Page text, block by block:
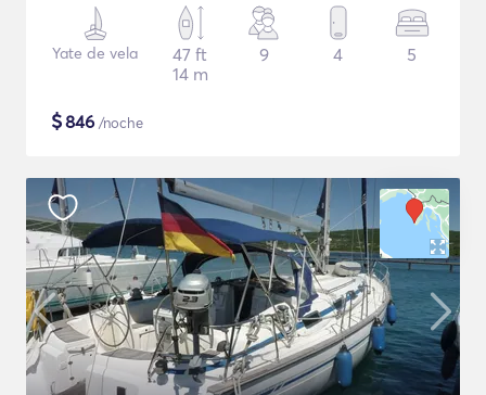
Yate de vela
47 ft
14 m
9 4 5
$846 /noche